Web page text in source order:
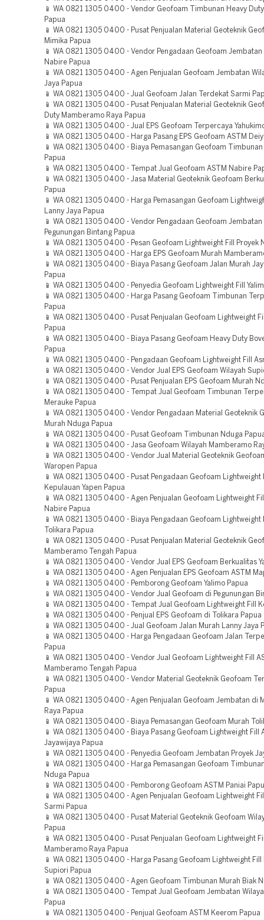
📱 WA 0821 1305 0400 - Vendor Geofoam Timbunan Heavy
Papua
📱 WA 0821 1305 0400 - Pusat Penjualan Material Geoteknik
Mimika Papua
📱 WA 0821 1305 0400 - Vendor Pengadaan Geofoam Jembatan
Nabire Papua
📱 WA 0821 1305 0400 - Agen Penjualan Geofoam Jembatan
Jaya Papua
📱 WA 0821 1305 0400 - Jual Geofoam Jalan Terdekat Sarmi
📱 WA 0821 1305 0400 - Pusat Penjualan Material Geoteknik
Duty Mamberamo Raya Papua
📱 WA 0821 1305 0400 - Jual EPS Geofoam Terpercaya
📱 WA 0821 1305 0400 - Harga Pasang EPS Geofoam ASTM
📱 WA 0821 1305 0400 - Biaya Pemasangan Geofoam Timbunan
Papua
📱 WA 0821 1305 0400 - Tempat Jual Geofoam ASTM Nabire
📱 WA 0821 1305 0400 - Jasa Material Geoteknik Geofoam
Papua
📱 WA 0821 1305 0400 - Harga Pemasangan Geofoam
Lanny Jaya Papua
📱 WA 0821 1305 0400 - Vendor Pengadaan Geofoam
Pegunungan Bintang Papua
📱 WA 0821 1305 0400 - Pesan Geofoam Lightweight Fill Proyek
📱 WA 0821 1305 0400 - Harga EPS Geofoam Murah
📱 WA 0821 1305 0400 - Biaya Pasang Geofoam Jalan Murah
Papua
📱 WA 0821 1305 0400 - Penyedia Geofoam Lightweight Fill
📱 WA 0821 1305 0400 - Harga Pasang Geofoam Timbunan
Papua
📱 WA 0821 1305 0400 - Pusat Penjualan Geofoam Lightweight
Papua
📱 WA 0821 1305 0400 - Biaya Pasang Geofoam Heavy Duty
Papua
📱 WA 0821 1305 0400 - Pengadaan Geofoam Lightweight Fill
📱 WA 0821 1305 0400 - Vendor Jual EPS Geofoam Wilayah
📱 WA 0821 1305 0400 - Pusat Penjualan EPS Geofoam Murah
📱 WA 0821 1305 0400 - Tempat Jual Geofoam Timbunan
Merauke Papua
📱 WA 0821 1305 0400 - Vendor Pengadaan Material Geoteknik
Murah Nduga Papua
📱 WA 0821 1305 0400 - Pusat Geofoam Timbunan Nduga
📱 WA 0821 1305 0400 - Jasa Geofoam Wilayah Mamberamo
📱 WA 0821 1305 0400 - Vendor Jual Material Geoteknik
Waropen Papua
📱 WA 0821 1305 0400 - Pusat Pengadaan Geofoam Lightweight
Kepulauan Yapen Papua
📱 WA 0821 1305 0400 - Agen Penjualan Geofoam Lightweight
Nabire Papua
📱 WA 0821 1305 0400 - Biaya Pengadaan Geofoam Lightweight
Tolikara Papua
📱 WA 0821 1305 0400 - Pusat Penjualan Material Geoteknik
Mamberamo Tengah Papua
📱 WA 0821 1305 0400 - Vendor Jual EPS Geofoam Berkualitas
📱 WA 0821 1305 0400 - Agen Penjualan EPS Geofoam ASTM
📱 WA 0821 1305 0400 - Pemborong Geofoam Yalimo Papua
📱 WA 0821 1305 0400 - Vendor Jual Geofoam di Pegunungan
📱 WA 0821 1305 0400 - Tempat Jual Geofoam Lightweight Fill
📱 WA 0821 1305 0400 - Penjual EPS Geofoam di Tolikara Papua
📱 WA 0821 1305 0400 - Jual Geofoam Jalan Murah Lanny Jaya
📱 WA 0821 1305 0400 - Harga Pengadaan Geofoam Jalan
Papua
📱 WA 0821 1305 0400 - Vendor Jual Geofoam Lightweight Fill
Mamberamo Tengah Papua
📱 WA 0821 1305 0400 - Vendor Material Geoteknik Geofoam
Papua
📱 WA 0821 1305 0400 - Agen Penjualan Geofoam Jembatan di
Raya Papua
📱 WA 0821 1305 0400 - Biaya Pemasangan Geofoam Murah
📱 WA 0821 1305 0400 - Biaya Pasang Geofoam Lightweight Fill
Jayawijaya Papua
📱 WA 0821 1305 0400 - Penyedia Geofoam Jembatan Proyek
📱 WA 0821 1305 0400 - Harga Pemasangan Geofoam
Nduga Papua
📱 WA 0821 1305 0400 - Pemborong Geofoam ASTM Paniai
📱 WA 0821 1305 0400 - Agen Penjualan Geofoam Lightweight
Sarmi Papua
📱 WA 0821 1305 0400 - Pusat Material Geoteknik Geofoam
Papua
📱 WA 0821 1305 0400 - Pusat Penjualan Geofoam Lightweight
Mamberamo Raya Papua
📱 WA 0821 1305 0400 - Harga Pasang Geofoam Lightweight Fill
Supiori Papua
📱 WA 0821 1305 0400 - Agen Geofoam Timbunan Murah Biak
📱 WA 0821 1305 0400 - Tempat Jual Geofoam Jembatan
Papua
📱 WA 0821 1305 0400 - Penjual Geofoam ASTM Keerom Papua